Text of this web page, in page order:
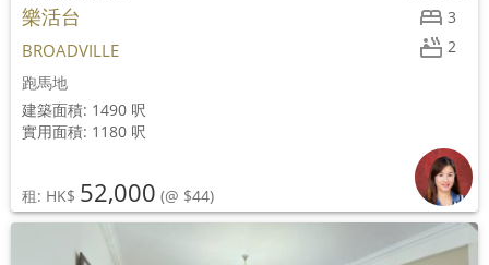
3
2
樂活台
BROADVILLE
跑馬地
建築面積: 1490 呎
實用面積: 1180 呎
租: HK$ 52,000 (@ $44)